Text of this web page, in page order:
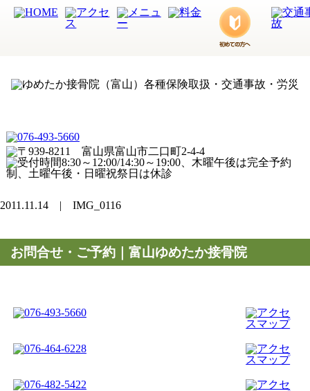
2011.11.14 | IMG_0116
お問合せ・ご予約｜富山ゆめたか接骨院